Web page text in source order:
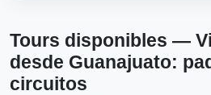
Tours disponibles —
desde Guanajuato:
circuitos